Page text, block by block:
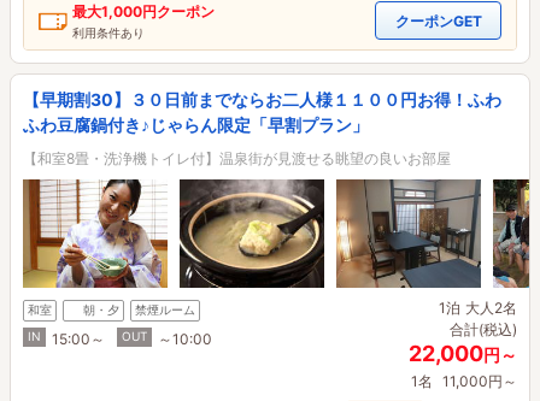
最大1,000円クーポン
利用条件あり
クーポンGET
【早期割30】３０日前までならお二人様１１００円お得！ふわ
ふわ豆腐鍋付き♪じゃらん限定「早割プラン」
【和室8畳・洗浄機トイレ付】温泉街が見渡せる眺望の良いお部屋
和室 朝・夕
禁煙ルーム
IN
15:00～ OUT ～10:00
1泊 大人2名
合計(税込)
22,000円～
1名 11,000円～